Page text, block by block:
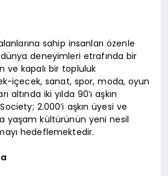
sahip insanları özenle
deneyimleri etrafında bir
ve kapalı bir topluluk
içecek, sanat, spor, moda, oyun
altında iki yılda 90’ı aşkın
2.000’i aşkın üyesi ve
yaşam kültürünün yeni nesil
hedeflemektedir.